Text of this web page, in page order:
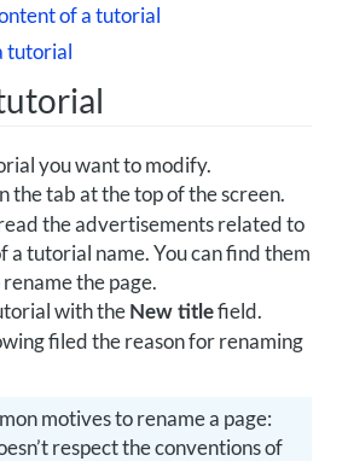
of a tutorial
tutorial
you want to modify.
the tab at the top of the screen.
the advertisements related to
a tutorial name. You can find them
the page.
with the New titlefield.
filed the reason for renaming
motives to rename a page:
respect the conventions of